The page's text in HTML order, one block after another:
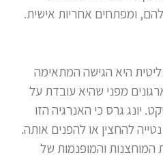
ומפתחים אחריות אישית.
היא הגישה המתאימה
מפני שהיא עובדת על
יונג גרס כי האנרגיה הזו
להחצין או להפנים אותה.
המוחצנות והמופנמות של